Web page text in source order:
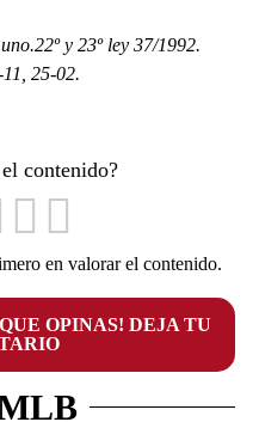
y 23º ley 37/1992.
25-02.
contenido?
en valorar el contenido.
OPINAS! DEJA TU